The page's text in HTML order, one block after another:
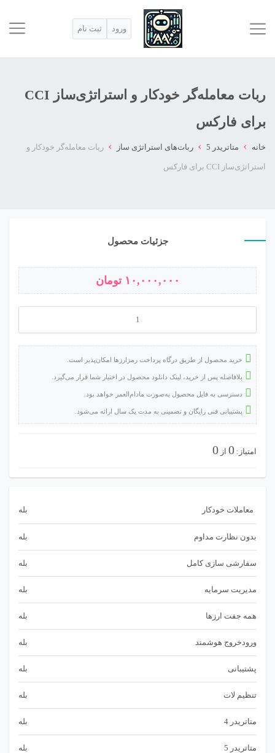
ورود ثبت نام
ربات معامله‌گر خودکار و استراتژی‌ساز CCI
برای فارکس
خانه › متاتريدر 5 › ربات‌های استراتژی ساز › ربات معامله‌گر خودکار و
استراتژی‌ساز CCI برای فارکس
جزئیات محصول
۱۰,۰۰۰,۰۰۰ تومان
معامله‌گر
خودکار
و
استراتژی‌ساز
CCI
فارکس
خرید محصول از طریق درگاه پرداخت رمزارزها امکان‌پذیر است.
بلافاصله پس از خرید، لینک دانلود محصول در اختیار شما قرار می‌گیرد.
دسترسی به فایل محصول به‌صورت مادام‌العمر خواهد بود.
پشتیبانی فنی رایگان و تضمینی به مدت یک سال ارائه می‌شود.
امتیاز: 0 از 0
معاملات خودکار بله
بدون نظارت مداوم بله
سفارشی سازی کامل بله
مدیریت سرمایه بله
همه جفت ارزها بله
ورودخروج هوشمند بله
پشتیبانی بله
تنظیم لات بله
متاتريدر 4 بله
متاتريدر 5 بله